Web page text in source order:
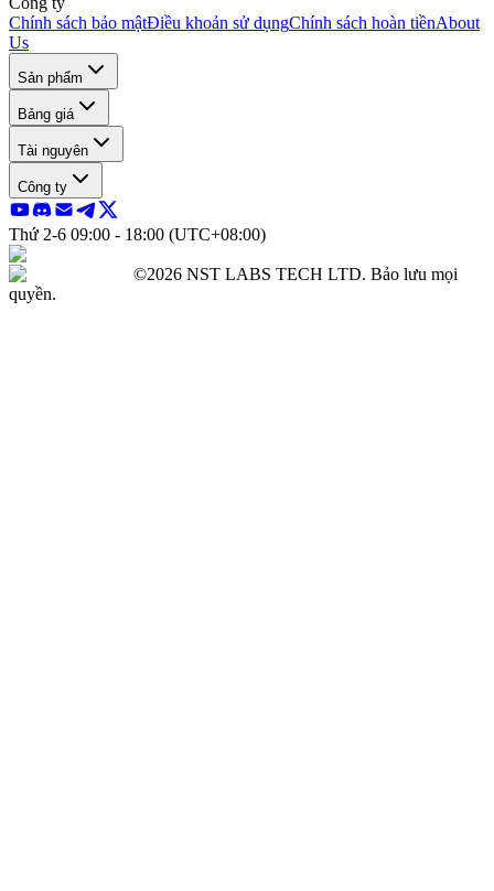
Chính sách bảo mậtĐiều khoản sử dụngChính sách hoàn tiềnAbout
Us
Sản phẩm
Bảng giá
Tài nguyên
Công ty
Thứ 2-6 09:00 - 18:00 (UTC+08:00)
©2026 NST LABS TECH LTD. Bảo lưu mọi
quyền.